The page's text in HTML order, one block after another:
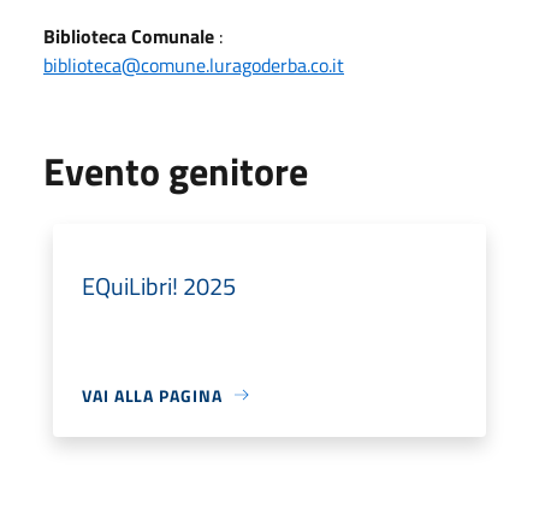
Biblioteca Comunale :
biblioteca@comune.luragoderba.co.it
Evento genitore
EQuiLibri! 2025
VAI ALLA PAGINA